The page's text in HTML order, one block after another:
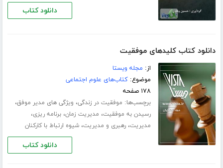
دانلود کتاب
دانلود کتاب کلیدهای موفقیت
از: مجله ویستا
موضوع:کتاب‌های علوم اجتماعی
۱۷۸ صفحه
برچسب‌ها: موفقیت در زندگی، ویژگی های مدیر موفق،
رسیدن به موفقیت، مدیریت زمان،برنامه ریزی،
مدیریت،رهبری و مدیریت،شیوه ارتباط با کارکنان
دانلود کتاب